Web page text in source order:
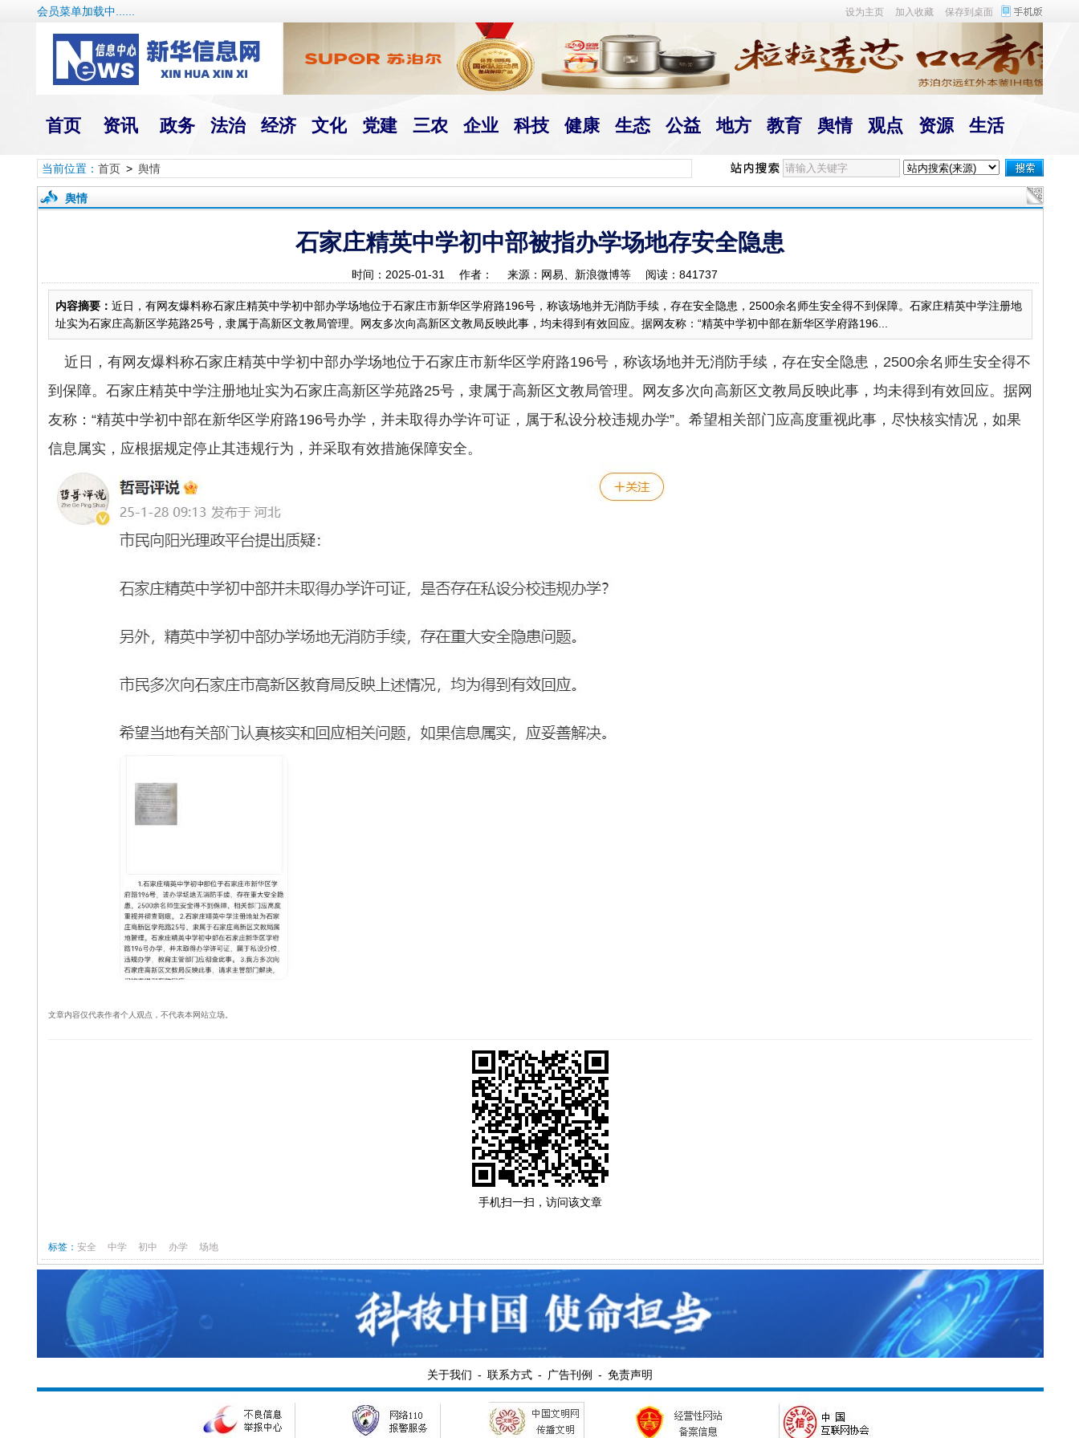
会员菜单加载中...... 设为主页 加入收藏 保存到桌面
首页 资讯 政务 法治 经济 文化 党建 三农 企业 科技 健康 生态 公益 地方 教育 舆情 观点 资源 生活
当前位置： 首页> 舆情
舆情
石家庄精英中学初中部被指办学场地存安全隐患
时间：2025-01-31 作者： 来源：网易、新浪微博等 阅读： 841737
内容摘要： 近日，有网友爆料称石家庄精英中学初中部办学场地位于石家庄市新华区学府路196号，称该场地并无消防手续，存在安全隐患，2500余名师生安全得不到保障。石家庄精英中学注册地
址实为石家庄高新区学苑路25号，隶属于高新区文教局管理。网友多次向高新区文教局反映此事，均未得到有效回应。据网友称：“精英中学初中部在新华区学府路196...
近日，有网友爆料称石家庄精英中学初中部办学场地位于石家庄市新华区学府路196号，称该场地并无消防手续，存在安全隐患，2500余名师生安全得不
到保障。石家庄精英中学注册地址实为石家庄高新区学苑路25号，隶属于高新区文教局管理。网友多次向高新区文教局反映此事，均未得到有效回应。据网
友称：“精英中学初中部在新华区学府路196号办学，并未取得办学许可证，属于私设分校违规办学”。希望相关部门应高度重视此事，尽快核实情况，如果
信息属实，应根据规定停止其违规行为，并采取有效措施保障安全。
文章内容仅代表作者个人观点，不代表本网站立场。
手机扫一扫，访问该文章
标签： 安全 中学 初中 办学 场地
关于我们 - 联系方式 - 广告刊例 - 免责声明